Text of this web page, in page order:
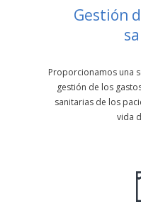
Gestión
Proporcionamos una
gestión de los
sanitarias de los
vida